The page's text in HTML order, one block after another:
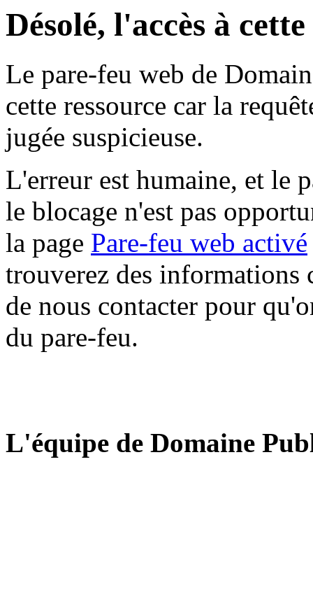
Désolé, l'accès à
Le pare-feu web de
cette ressource car la
jugée suspicieuse.
L'erreur est humaine, et le
le blocage n'est pas
la page Pare-feu web activé
trouverez des informations
de nous contacter pour
du pare-feu.
L'équipe de Domaine